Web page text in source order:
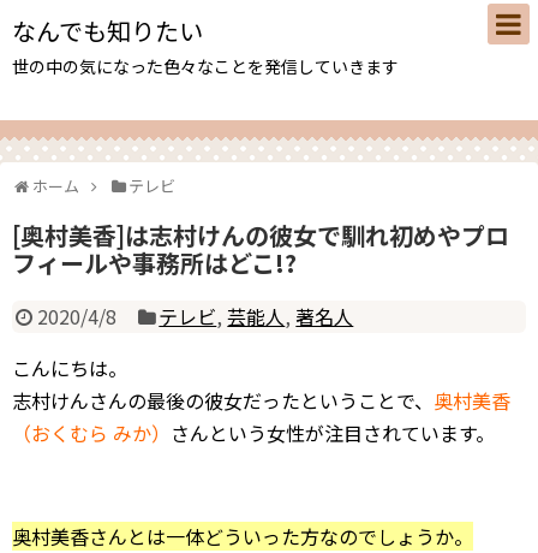
なんでも知りたい
世の中の気になった色々なことを発信していきます
ホーム テレビ
[奥村美香]は志村けんの彼女で馴れ初めやプロ
フィールや事務所はどこ!?
2020/4/8 テレビ,芸能人, 著名人
こんにちは。
志村けんさんの最後の彼女だったということで、 奥村美香
（おくむら みか） さんという女性が注目されています。
奥村美香さんとは一体どういった方なのでしょうか。